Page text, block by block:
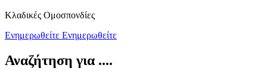
Kλαδικές Ομοσπονδίες
Ενημερωθείτε Ενημερωθείτε
Αναζήτηση για ....